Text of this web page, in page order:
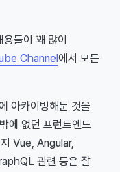
들이 꽤 많이
Channel에서 모든
아카이빙해둔 것을
에 없던 프런트엔드
Vue, Angular,
관련 등은 잘